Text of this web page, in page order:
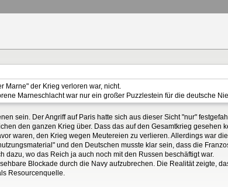
Marne" der Krieg verloren war, nicht.
Marneschlacht war nur ein großer Puzzlestein für die deutsche
sein. Der Angriff auf Paris hatte sich aus dieser Sicht "nur"
den ganzen Krieg über. Dass das auf den Gesamtkrieg gesehen
waren, den Krieg wegen Meutereien zu verlieren. Allerdings war
und den Deutschen musste klar sein, dass die
wo das Reich ja auch noch mit den Russen beschäftigt war.
Blockade durch die Navy aufzubrechen. Die Realität zeigte,
Resourcenquelle.